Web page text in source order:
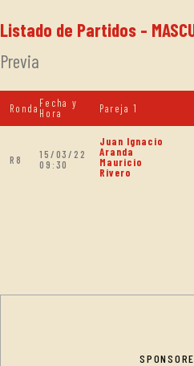
Listado de Partidos -
Previa
Ronda Fecha y
Hora
Pareja 1
R8
15/03/22
09:30
Juan Ignacio
Aranda
Mauricio
Rivero